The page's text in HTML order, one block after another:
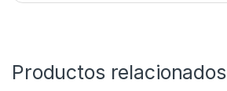
Productos relacionados